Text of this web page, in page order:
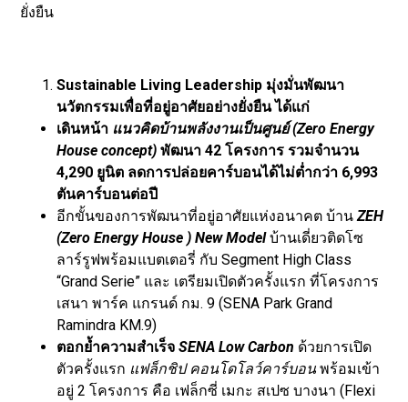
ยั่งยืน
Sustainable Living Leadership มุ่งมั่นพัฒนา
นวัตกรรมเพื่อที่อยู่อาศัยอย่างยั่งยืน ได้แก่
เดินหน้า แนวคิดบ้านพลังงานเป็นศูนย์(Zero Energy
House concept)พัฒนา42 โครงการ รวมจำนวน
4,290 ยูนิต ลดการปล่อยคาร์บอนได้ไม่ต่ำกว่า 6,993
ตันคาร์บอนต่อปี
อีกขั้นของการพัฒนาที่อยู่อาศัยแห่งอนาคต บ้านZEH
(Zero Energy House ) New Modelบ้านเดี่ยวติดโซ
ลาร์รูฟพร้อมแบตเตอรี่ กับ Segment High Class
“Grand Serie” และ เตรียมเปิดตัวครั้งแรก ที่โครงการ
เสนา พาร์ค แกรนด์ กม. 9 (SENA Park Grand
Ramindra KM.9)
ตอกย้ำความสำเร็จSENA Low Carbon ด้วยการเปิด
ตัวครั้งแรก แฟล็กชิป คอนโดโลว์คาร์บอน พร้อมเข้า
อยู่ 2 โครงการ คือ เฟล็กซี่ เมกะ สเปซ บางนา (Flexi